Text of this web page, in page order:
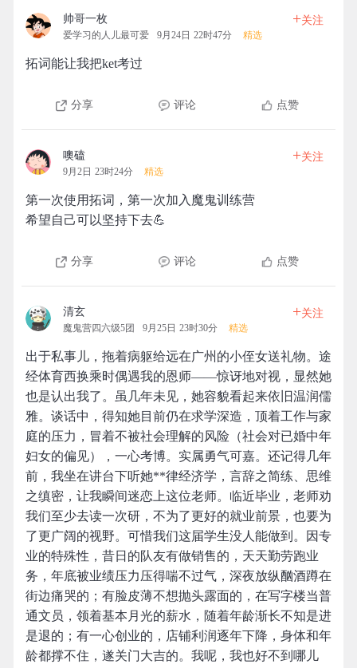
帅哥一枚
爱学习的人儿最可爱 9月24日 22时47分 精选
+关注
拓词能让我把ket考过
分享 评论 点赞
噢磕
9月2日 23时24分 精选
+关注
第一次使用拓词，第一次加入魔鬼训练营
希望自己可以坚持下去💪
分享 评论 点赞
清玄
魔鬼营四六级5团 9月25日 23时30分 精选
+关注
出于私事儿，拖着病躯给远在广州的小侄女送礼物。途
经体育西换乘时偶遇我的恩师——惊讶地对视，显然她
也是认出我了。虽几年未见，她容貌看起来依旧温润儒
雅。谈话中，得知她目前仍在求学深造，顶着工作与家
庭的压力，冒着不被社会理解的风险（社会对已婚中年
妇女的偏见），一心考博。实属勇气可嘉。还记得几年
前，我坐在讲台下听她**律经济学，言辞之简练、思维
之缜密，让我瞬间迷恋上这位老师。临近毕业，老师劝
我们至少去读一次研，不为了更好的就业前景，也要为
了更广阔的视野。可惜我们这届学生没人能做到。因专
业的特殊性，昔日的队友有做销售的，天天勤劳跑业
务，年底被业绩压力压得喘不过气，深夜放纵酗酒蹲在
街边痛哭的；有脸皮薄不想抛头露面的，在写字楼当普
通文员，领着基本月光的薪水，随着年龄渐长不知是进
是退的；有一心创业的，店铺利润逐年下降，身体和年
龄都撑不住，遂关门大吉的。我呢，我也好不到哪儿